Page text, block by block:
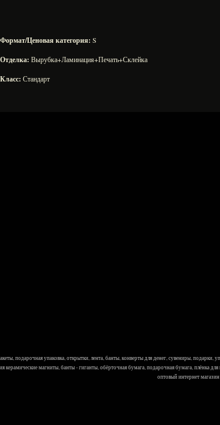
Формат/Ценовая категория: S
Отделка: Вырубка+Ламинация+Печать+Склейка
Класс: Стандарт
подарочная упаковка, открытки, лента, банты, конверты для денег, сувениры,
керамические магниты, банты - гиганты, обёрточная бумага, подарочная бумага, плёнка
оптовый интернет